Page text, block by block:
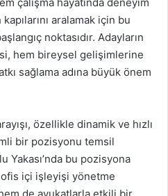
aralamak için bu
noktasıdır. Adayların
hem bireysel gelişimlerine
sağlama adına büyük önem
özellikle dinamik ve hızlı
bir pozisyonu temsil
Yakası’nda bu pozisyona
ofis içi işleyişi yönetme